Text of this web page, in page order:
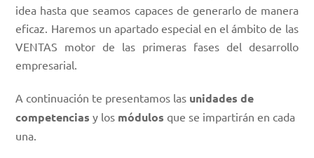
idea hasta que seamos capaces de generarlo de manera
eficaz. Haremos un apartado especial en el ámbito de las
VENTAS motor de las primeras fases del desarrollo
empresarial.
A continuación te presentamos las unidades de
competencias y los módulos que se impartirán en cada
una.